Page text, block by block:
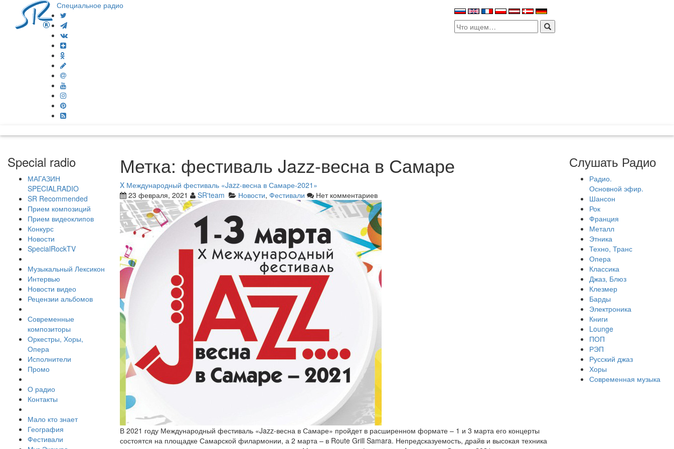
Специальное радио
Search
for:
Special radio
МАГАЗИН
SPECIALRADIO
SR Recommended
Прием композиций
Прием видеоклипов
Конкурс
Новости
SpecialRockTV
Музыкальный Лексикон
Интервью
Новости видео
Рецензии альбомов
Современные
композиторы
Оркестры, Хоры,
Опера
Исполнители
Промо
О радио
Контакты
Мало кто знает
География
Фестивали
Метка: фестиваль Jazz-весна в Самаре
X Международный фестиваль «Jazz-весна в Самаре-2021»
23 февраля, 2021
SR'team Новости, Фестивали Нет комментариев
В 2021 году Международный фестиваль «Jazz-весна в Самаре» пройдет в расширенном формате – 1 и 3 марта его концерты
состоятся на площадке Самарской филармонии, а 2 марта – в Route Grill Samara. Непредсказуемость, драйв и высокая техника
Слушать Радио
Радио.
Основной эфир.
Шансон
Рок
Франция
Металл
Этника
Техно, Транс
Опера
Классика
Джаз, Блюз
Клезмер
Барды
Электроника
Книги
Lounge
ПОП
РЭП
Русский джаз
Хоры
Современная музыка